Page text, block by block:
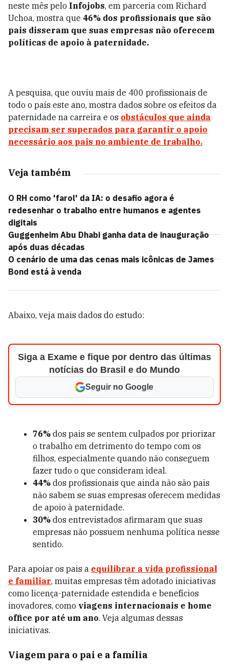
neste mês pelo Infojobs, em parceria com Richard
Uchoa, mostra que 46% dos profissionais que são
pais disseram que suas empresas não oferecem
políticas de apoio à paternidade.
A pesquisa, que ouviu mais de 400 profissionais de
todo o país este ano, mostra dados sobre os efeitos da
paternidade na carreira e os obstáculos que ainda
precisam ser superados para garantir o apoio
necessário aos pais no ambiente de trabalho.
Veja também
O RH como 'farol' da IA: o desafio agora é
redesenhar o trabalho entre humanos e agentes
digitais
Guggenheim Abu Dhabi ganha data de inauguração
após duas décadas
O cenário de uma das cenas mais icônicas de James
Bond está à venda
Abaixo, veja mais dados do estudo:
Siga a Exame e fique por dentro das últimas
notícias do Brasil e do Mundo
Seguir no Google
76% dos pais se sentem culpados por priorizar
o trabalho em detrimento do tempo com os
filhos, especialmente quando não conseguem
fazer tudo o que consideram ideal.
44% dos profissionais que ainda não são pais
não sabem se suas empresas oferecem medidas
de apoio à paternidade.
30% dos entrevistados afirmaram que suas
empresas não possuem nenhuma política nesse
sentido.
Para apoiar os pais a equilibrar a vida profissional
e familiar, muitas empresas têm adotado iniciativas
como licença-paternidade estendida e benefícios
inovadores, como viagens internacionais e home
office por até um ano. Veja algumas dessas
iniciativas.
Viagem para o pai e a família